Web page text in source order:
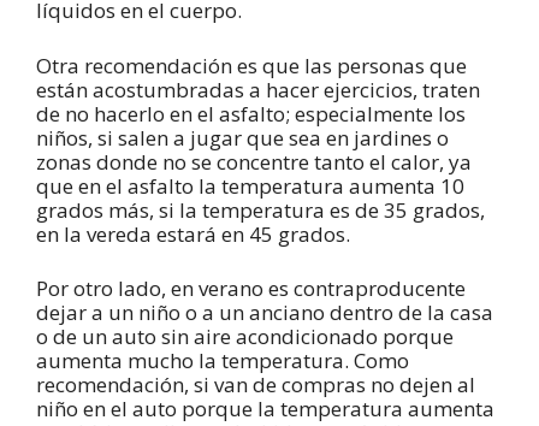
líquidos en el cuerpo.
Otra recomendación es que las personas que
están acostumbradas a hacer ejercicios, traten
de no hacerlo en el asfalto; especialmente los
niños, si salen a jugar que sea en jardines o
zonas donde no se concentre tanto el calor, ya
que en el asfalto la temperatura aumenta 10
grados más, si la temperatura es de 35 grados,
en la vereda estará en 45 grados.
Por otro lado, en verano es contraproducente
dejar a un niño o a un anciano dentro de la casa
o de un auto sin aire acondicionado porque
aumenta mucho la temperatura. Como
recomendación, si van de compras no dejen al
niño en el auto porque la temperatura aumenta